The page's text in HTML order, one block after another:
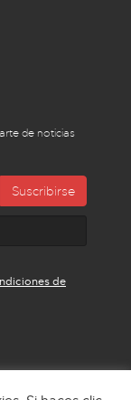
de noticias
Suscribirse
de